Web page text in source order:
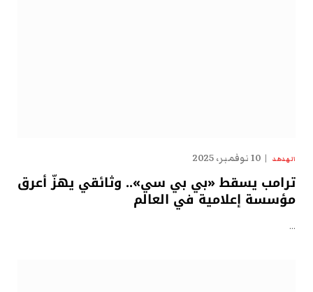
الهدهد 10 نوفمبر، 2025
ترامب يسقط «بي بي سي».. وثائقي يهزّ أعرق
مؤسسة إعلامية في العالم
…